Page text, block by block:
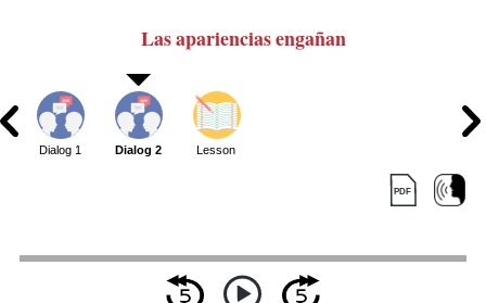
Las apariencias engañan
Dialog 1 Dialog 2 Lesson